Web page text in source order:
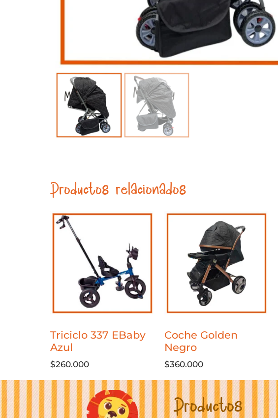
Productos relacionados
Triciclo 337 EBaby
Azul
$260.000
Coche Golden
Negro
$360.000
Productos